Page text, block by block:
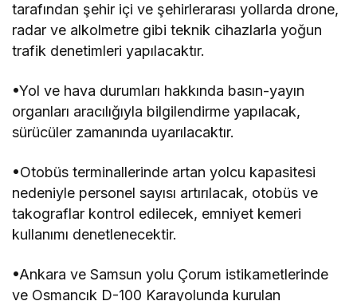
tarafından şehir içi ve şehirlerarası yollarda drone,
radar ve alkolmetre gibi teknik cihazlarla yoğun
trafik denetimleri yapılacaktır.
•Yol ve hava durumları hakkında basın-yayın
organları aracılığıyla bilgilendirme yapılacak,
sürücüler zamanında uyarılacaktır.
•Otobüs terminallerinde artan yolcu kapasitesi
nedeniyle personel sayısı artırılacak, otobüs ve
takograflar kontrol edilecek, emniyet kemeri
kullanımı denetlenecektir.
•Ankara ve Samsun yolu Çorum istikametlerinde
ve Osmancık D-100 Karayolunda kurulan